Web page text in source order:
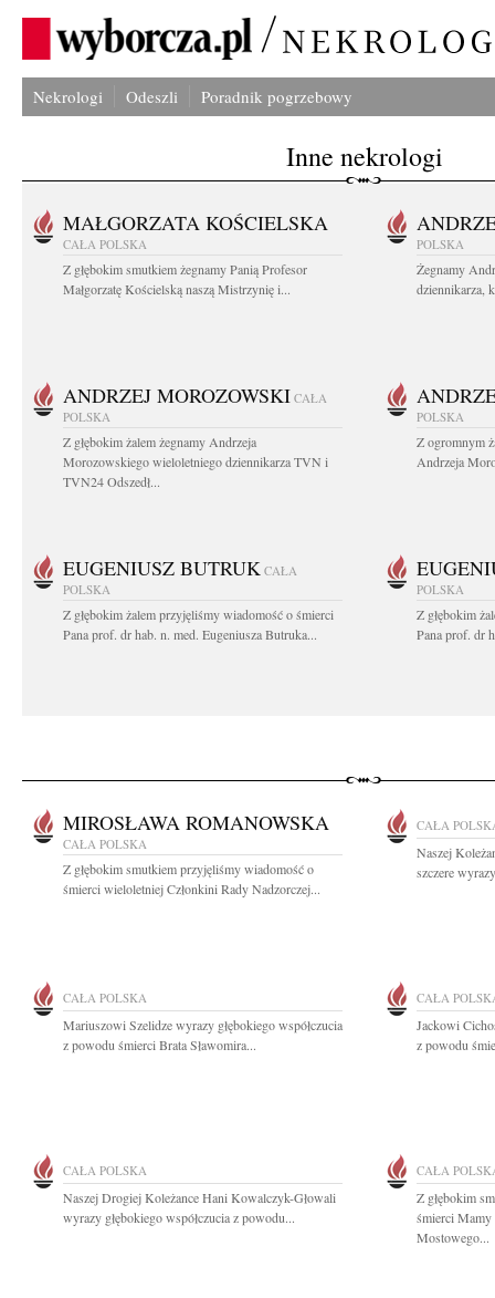
Nekrologi Odeszli Poradnik pogrzebowy
Inne nekrologi
MAŁGORZATA KOŚCIELSKA
CAŁA POLSKA
Z głębokim smutkiem żegnamy Panią Profesor
Małgorzatę Kościelską naszą Mistrzynię i...
POLSKA
Żegnamy
dziennikarza,
ANDRZEJ MOROZOWSKI CAŁA
POLSKA
Z głębokim żalem żegnamy Andrzeja
Morozowskiego wieloletniego dziennikarza TVN i
TVN24 Odszedł...
POLSKA
Z ogromnym
Andrzeja
EUGENIUSZ BUTRUK CAŁA
POLSKA
Z głębokim żalem przyjęliśmy wiadomość o śmierci
Pana prof. dr hab. n. med. Eugeniusza Butruka...
POLSKA
Z głębokim
Pana prof. dr
MIROSŁAWA ROMANOWSKA
CAŁA POLSKA
Z głębokim smutkiem przyjęliśmy wiadomość o
śmierci wieloletniej Członkini Rady Nadzorczej...
CAŁA
Naszej
szczere
CAŁA POLSKA
Mariuszowi Szelidze wyrazy głębokiego współczucia
z powodu śmierci Brata Sławomira...
CAŁA
Jackowi
z powodu
CAŁA POLSKA
Naszej Drogiej Koleżance Hani Kowalczyk-Głowali
wyrazy głębokiego współczucia z powodu...
CAŁA
Z głębokim
śmierci
Mostowego...